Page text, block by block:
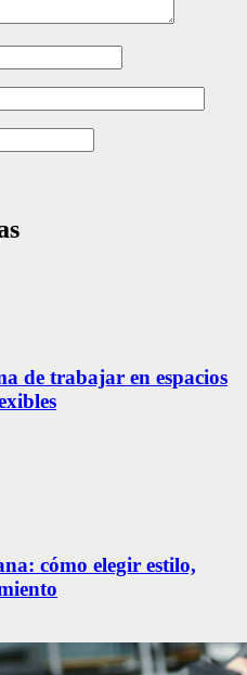
de trabajar en espacios
cómo elegir estilo,